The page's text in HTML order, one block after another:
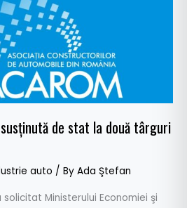
de stat la două târguri
auto / By Ada Ştefan
Ministerului Economiei şi